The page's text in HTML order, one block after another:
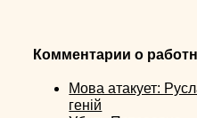
Комментарии о
Мова атакует:
генiй